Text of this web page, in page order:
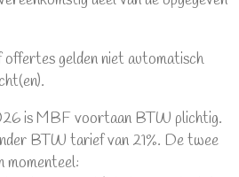
gelden niet automatisch
is MBF voortaan BTW plichtig.
BTW tarief van 21%. De twee
momenteel: